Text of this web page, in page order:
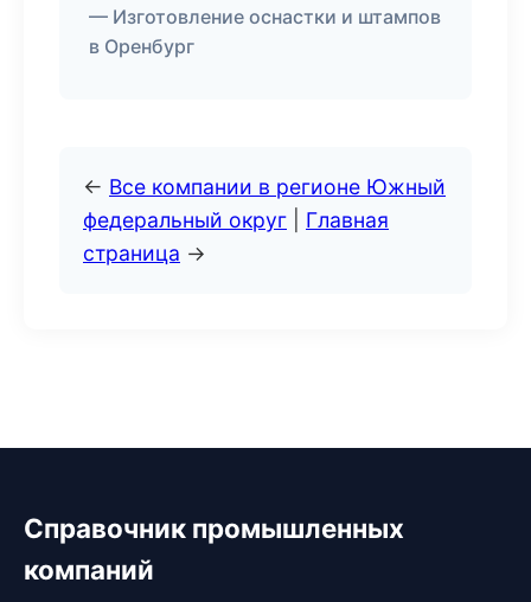
— Изготовление оснастки и штампов
в Оренбург
← Все компании в регионе Южный
федеральный округ
Главная
страница →
Справочник промышленных
компаний